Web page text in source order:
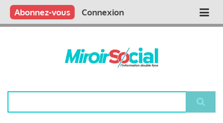
Aller
contenu
Main
Qui sommes nous ?
Vous publiez
Nous publions
Contactez-nous
Abonnez-vous Connexion